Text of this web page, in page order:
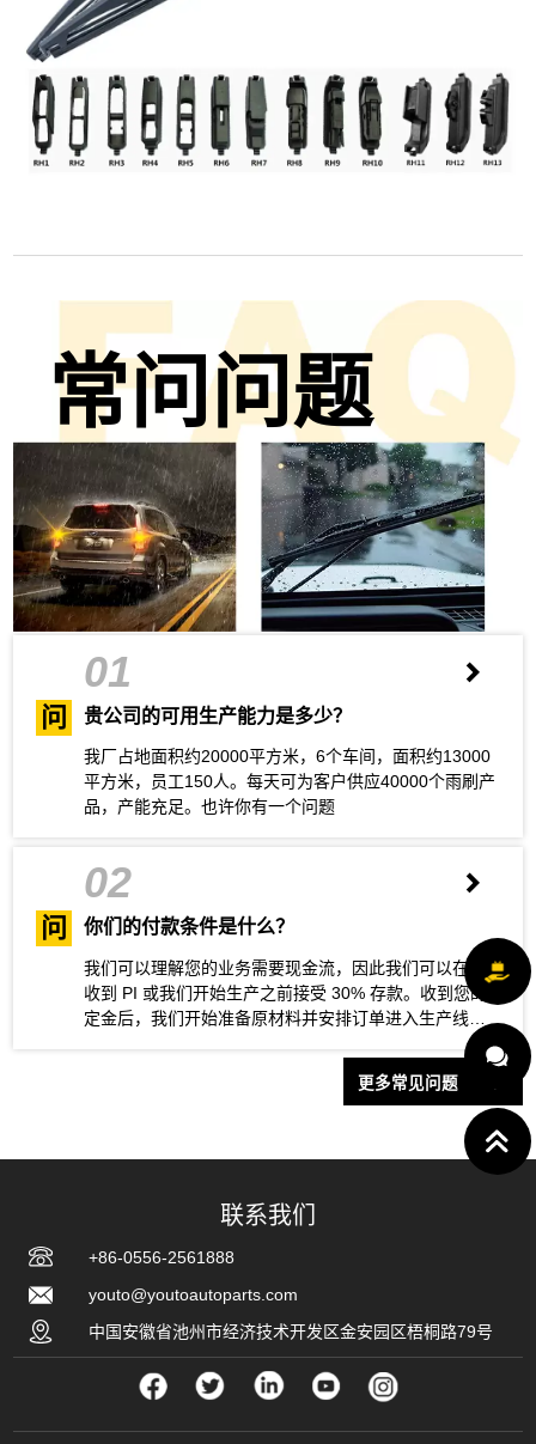
常问问题
01
问 贵公司的可用生产能力是多少？
我厂占地面积约20000平方米，6个车间，面积约13000
平方米，员工150人。每天可为客户供应40000个雨刷产
品，产能充足。也许你有一个问题
02
问 你们的付款条件是什么？
我们可以理解您的业务需要现金流，因此我们可以在您
收到 PI 或我们开始生产之前接受 30% 存款。收到您的
定金后，我们开始准备原材料并安排订单进入生产线。
产品生产完成后，您安排剩余的 70% 余额。所有付款完
更多常见问题
联系我们
+86-0556-2561888
youto@youtoautoparts.com
中国安徽省池州市经济技术开发区金安园区梧桐路79号